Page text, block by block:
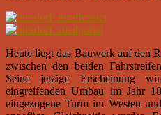
Heute liegt das Bauwerk auf den
zwischen den beiden
Seine jetzige Erscheinung
eingreifenden Umbau im Jahr
eingezogene Turm im Westen